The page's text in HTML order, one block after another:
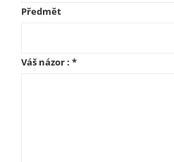
Předmět
Váš názor : *